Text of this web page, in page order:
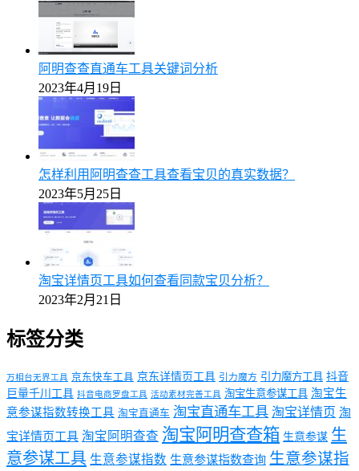
阿明查查直通车工具关键词分析
2023年4月19日
怎样利用阿明查查工具查看宝贝的真实数据？
2023年5月25日
淘宝详情页工具如何查看同款宝贝分析？
2023年2月21日
标签分类
万相台无界工具 京东快车工具 京东详情页工具 引力魔方 引力魔方工具 抖音
巨量千川工具 抖音电商罗盘工具 活动素材完善工具 淘宝生意参谋工具 淘宝生
意参谋指数转换工具 淘宝直通车 淘宝直通车工具 淘宝详情页 淘
宝详情页工具 淘宝阿明查查 淘宝阿明查查箱 生意参谋 生
意参谋工具 生意参谋指数 生意参谋指数查询 生意参谋指